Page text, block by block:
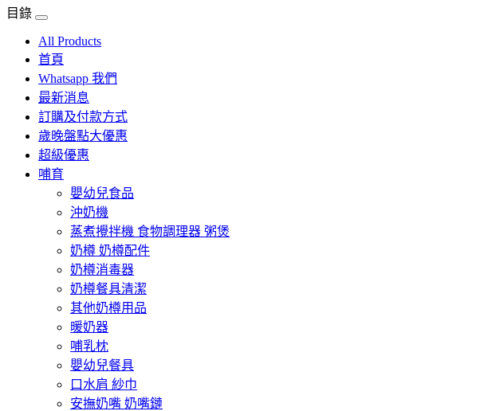
目錄
All Products
首頁
Whatsapp 我們
最新消息
訂購及付款方式
歲晚盤點大優惠
超級優惠
哺育
嬰幼兒食品
沖奶機
蒸煮攪拌機 食物調理器 粥煲
奶樽 奶樽配件
奶樽消毒器
奶樽餐具清潔
其他奶樽用品
暖奶器
哺乳枕
嬰幼兒餐具
口水肩 紗巾
安撫奶嘴 奶嘴鏈